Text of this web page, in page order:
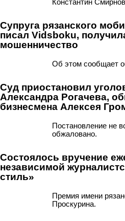
Константин
Супруга рязанского
писал Vidsboku,
мошенничество
Об этом сообщает
Суд приостановил
Александра Рогачева,
бизнесмена Алексея
Постановление не
обжаловано.
Состоялось вручение
независимой
стиль»
Премия имени
Проскурина.